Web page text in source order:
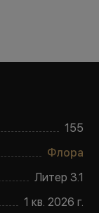
155
Флора
Литер 3.1
1 кв. 2026 г.